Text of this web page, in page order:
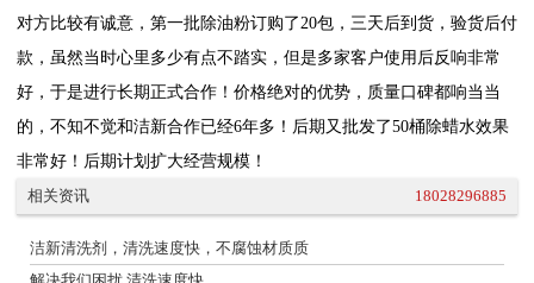
对方比较有诚意，第一批除油粉订购了20包，三天后到货，验货后付
款，虽然当时心里多少有点不踏实，但是多家客户使用后反响非常
好，于是进行长期正式合作！价格绝对的优势，质量口碑都响当当
的，不知不觉和洁新合作已经6年多！后期又批发了50桶除蜡水效果
非常好！后期计划扩大经营规模！
相关资讯 18028296885
洁新清洗剂，清洗速度快，不腐蚀材质质